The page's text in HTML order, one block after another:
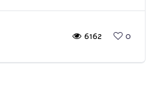
6162 0